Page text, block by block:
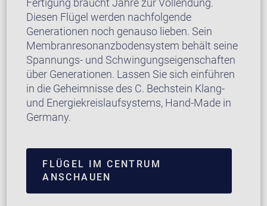
Diesen Flügel werden nachfolgende
Generationen noch genauso lieben. Sein
Membranresonanzbodensystem behält seine
Spannungs- und Schwingungseigenschaften
über Generationen. Lassen Sie sich einführen
in die Geheimnisse des C. Bechstein Klang-
und Energiekreislaufsystems, Hand-Made in
Germany.
FLÜGEL IM CENTRUM
ANSCHAUEN